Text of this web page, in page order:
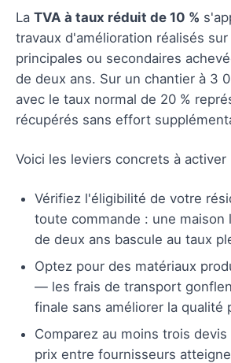
La TVA à taux réduit de 10 %
travaux d'amélioration réalisés
principales ou secondaires
de deux ans. Sur un chantier à 3
avec le taux normal de 20 %
récupérés sans effort
Voici les leviers concrets à activer
Vérifiez l'éligibilité de votre
toute commande : une maison
de deux ans bascule au taux
Optez pour des matériaux
— les frais de transport
finale sans améliorer la qualité
Comparez au moins trois
prix entre fournisseurs